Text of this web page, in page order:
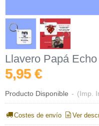
Llavero Papá
5,95 €
Producto Disponible - (Imp.
Costes de envío Ver